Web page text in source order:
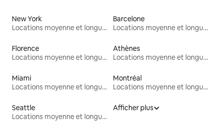
New York
Locations moyenne et longue durée
Barcelone
Locations moyenne et longue durée
Florence
Locations moyenne et longue durée
Athènes
Locations moyenne et longue durée
Miami
Locations moyenne et longue durée
Montréal
Locations moyenne et longue durée
Seattle
Locations moyenne et longue durée
Afficher plus